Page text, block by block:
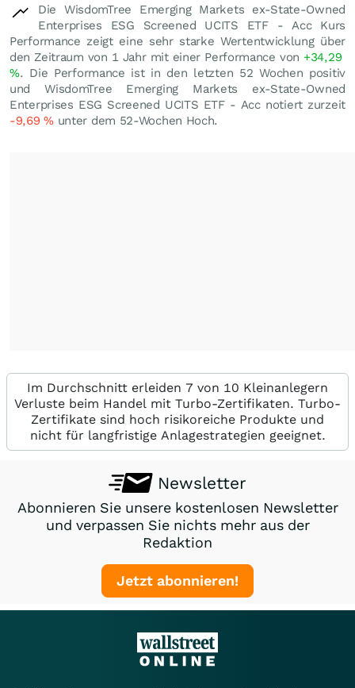
Die WisdomTree Emerging Markets ex-State-Owned
Enterprises ESG Screened UCITS ETF - Acc Kurs
Performance zeigt eine sehr starke Wertentwicklung über
den Zeitraum von 1 Jahr mit einer Performance von +34,29
%. Die Performance ist in den letzten 52 Wochen positiv
und WisdomTree Emerging Markets ex-State-Owned
Enterprises ESG Screened UCITS ETF - Acc notiert zurzeit
-9,69%unter dem 52-Wochen Hoch.
Im Durchschnitt erleiden 7 von 10 Kleinanlegern
Verluste beim Handel mit Turbo-Zertifikaten. Turbo-
Zertifikate sind hoch risikoreiche Produkte und
nicht für langfristige Anlagestrategien geeignet.
Newsletter
Abonnieren Sie unsere kostenlosen Newsletter
und verpassen Sie nichts mehr aus der
Redaktion
Jetzt abonnieren!